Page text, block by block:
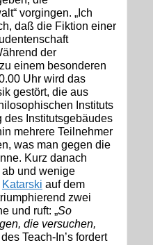
vorgingen. „Ich
daß die Fiktion einer
der
einem besonderen
Uhr wird das
gestört, die aus
Instituts
des Institutsgebäudes
mehrere Teilnehmer
was man gegen die
Kurz danach
und wenige
Katarski auf dem
zwei
und ruft: „So
die versuchen,
Teach-In’s fordert